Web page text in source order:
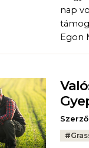
nap
Egon
Tags:
#